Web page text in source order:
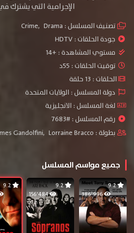
الإجرامية التي يشترك
تصنيف المسلسل : Crime, Drama
جودة الحلقات :HDTV
مستوي المشاهدة : +14
توقيت الحلقات : 55د
الحلقات : 13 حلقة
دولة المسلسل : الولايات المتحدة
لغة المسلسل : الانجليزية
رقم المسلسل : #7683
بطولة :
Gandolfini, Lorraine Bracco
جميع مواسم المسلسل
9.2
386٬996
9.2
156٬484
9.2